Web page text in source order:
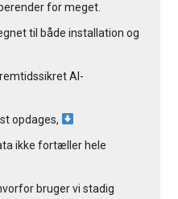
for meget.
til både installation og
AI-
opdages,
ikke fortæller hele
bruger vi stadig